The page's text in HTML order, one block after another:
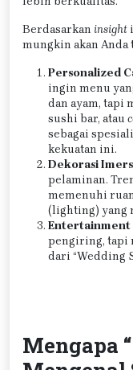
Berdasarkan insight
mungkin akan
Personalized
ingin menu
dan ayam, tapi
sushi bar, atau
sebagai
kekuatan ini.
Dekorasi
pelaminan.
memenuhi
(lighting) yang
pengiring, tapi
dari “Wedding
Mengapa